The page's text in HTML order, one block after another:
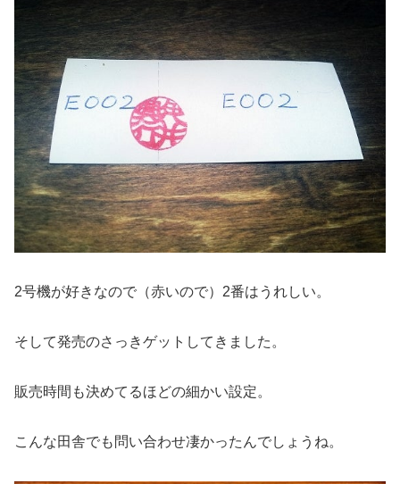
2号機が好きなので（赤いので）2番はうれしい。
そして発売のさっきゲットしてきました。
販売時間も決めてるほどの細かい設定。
こんな田舎でも問い合わせ凄かったんでしょうね。